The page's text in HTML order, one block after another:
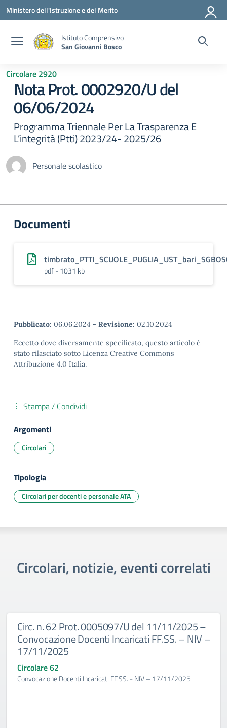
Vai ai contenuti
Vai al menu di navigazione
Vai al footer
Ministero dell'Istruzione e del Merito
Istituto Comprensivo
San Giovanni Bosco
Circolare 2920
Nota Prot. 0002920/U del
06/06/2024
Programma Triennale Per La Trasparenza E
L’integrità (Ptti) 2023/24- 2025/26
Personale scolastico
Documenti
pdf - 1031 kb
Pubblicato: 06.06.2024 - Revisione: 02.10.2024
Eccetto dove diversamente specificato, questo articolo è
stato rilasciato sotto Licenza Creative Commons
Attribuzione 4.0 Italia.
Stampa / Condividi
Argomenti
Circolari
Tipologia
Circolari per docenti e personale ATA
Circolari, notizie, eventi correlati
Circ. n. 62 Prot. 0005097/U del 11/11/2025 –
Convocazione Docenti Incaricati FF.SS. – NIV –
17/11/2025
Circolare 62
Convocazione Docenti Incaricati FF.SS. - NIV – 17/11/2025